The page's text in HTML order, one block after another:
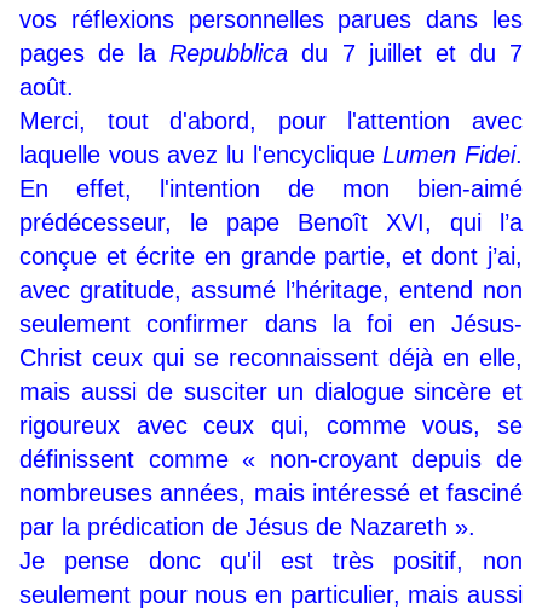
vos réflexions personnelles parues dans les
pages de laRepubblica du 7 juillet et du 7
août.
Merci, tout d'abord, pour l'attention avec
laquelle vous avez lu l'encycliqueLumen Fidei.
En effet, l'intention de mon bien-aimé
prédécesseur, le pape Benoît XVI, qui l’a
conçue et écrite en grande partie, et dont j’ai,
avec gratitude, assumé l’héritage, entend non
seulement confirmer dans la foi en Jésus-
Christ ceux qui se reconnaissent déjà en elle,
mais aussi de susciter un dialogue sincère et
rigoureux avec ceux qui, comme vous, se
définissent comme « non-croyant depuis de
nombreuses années, mais intéressé et fasciné
par la prédication de Jésus de Nazareth ».
Je pense donc qu'il est très positif, non
seulement pour nous en particulier, mais aussi